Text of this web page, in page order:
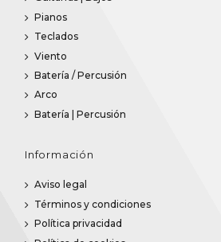
Pianos
Teclados
Viento
Batería / Percusión
Arco
Batería | Percusión
Información
Aviso legal
Términos y condiciones
Política privacidad